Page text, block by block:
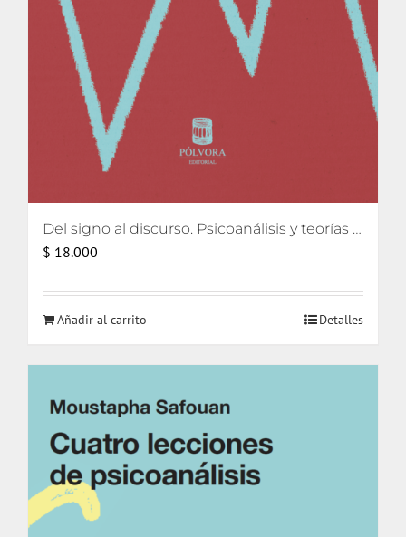
Del signo al discurso. Psicoanálisis y teorías del lenguaje
$ 18.000
Añadir al carrito Detalles